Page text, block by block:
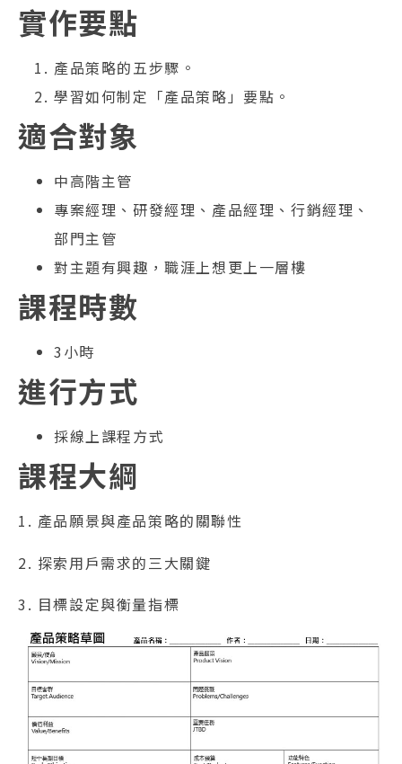
實作要點
產品策略的五步驟。
學習如何制定「產品策略」要點。
適合對象
中高階主管
專案經理、研發經理、產品經理、行銷經理、
部門主管
對主題有興趣，職涯上想更上一層樓
課程時數
3小時
進行方式
採線上課程方式
課程大綱
1. 產品願景與產品策略的關聯性
2. 探索用戶需求的三大關鍵
3. 目標設定與衡量指標